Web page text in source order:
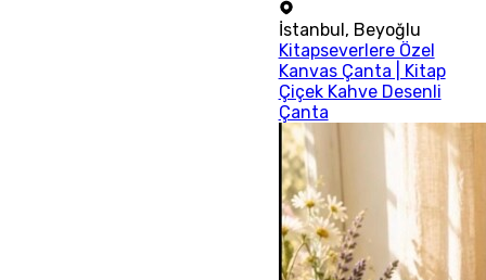
İstanbul, Beyoğlu
Kitapseverlere Özel
Kanvas Çanta | Kitap
Çiçek Kahve Desenli
Çanta